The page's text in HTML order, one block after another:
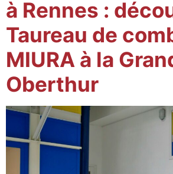
à Rennes :
Taureau de
MIURA à la
Oberthur